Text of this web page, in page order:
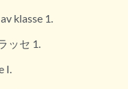
klasse 1.
ッセ 1.
I.